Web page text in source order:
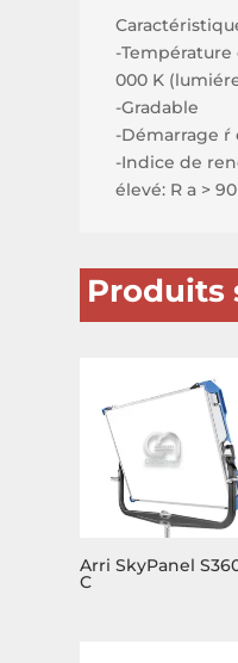
-Température
000 K
-Gradable
-Démarrage ŕ
-Indice de
élevé: R a > 90
Produits
Arri SkyPanel
C